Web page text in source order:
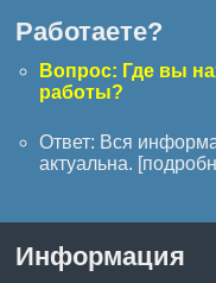
Работаете?
Вопрос: Где вы
работы?
Ответ: Вся
актуальна. [
Информация